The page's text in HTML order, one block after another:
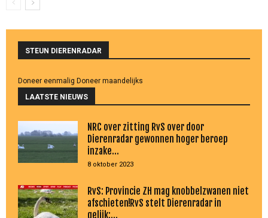
STEUN DIERENRADAR
Doneer eenmalig Doneer maandelijks
LAATSTE NIEUWS
NRC over zitting RvS over door
Dierenradar gewonnen hoger beroep
inzake...
8 oktober 2023
RvS: Provincie ZH mag knobbelzwanen niet
afschieten!RvS stelt Dierenradar in
gelijk:...